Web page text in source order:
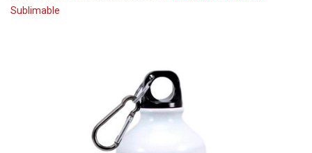
Sublimable